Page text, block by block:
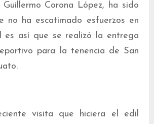
Guillermo Corona López, ha sido
no ha escatimado esfuerzos en
es así que se realizó la entrega
para la tenencia de San
visita que hiciera el edil